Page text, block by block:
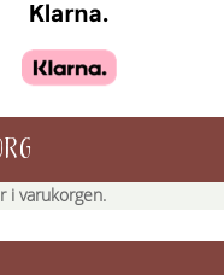
i varukorgen.